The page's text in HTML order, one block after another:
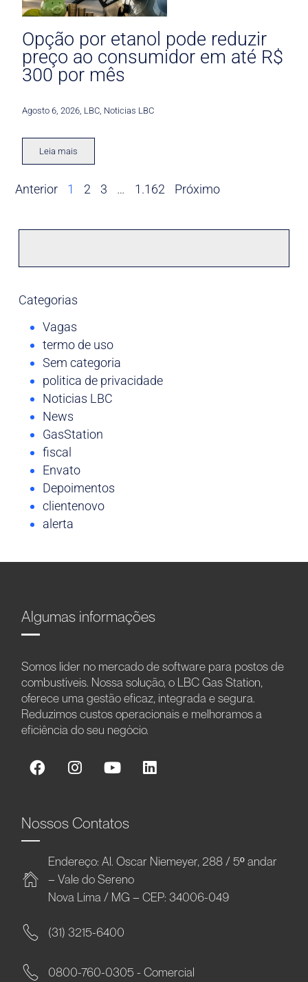
Opção por etanol pode reduzir
preço ao consumidor em até R$
300 por mês
Agosto 6, 2026 LBC Noticias LBC
Leia mais
Anterior 1 2 3 … 1.162 Próximo
Categorias
Vagas
termo de uso
Sem categoria
politica de privacidade
Noticias LBC
News
GasStation
fiscal
Envato
Depoimentos
clientenovo
alerta
Algumas informações
Somos líder no mercado de software para postos de
combustíveis. Nossa solução, o LBC Gas Station,
oferece uma gestão eficaz, integrada e segura.
Reduzimos custos operacionais e melhoramos a
eficiência do seu negócio.
Nossos Contatos
Endereço: Al. Oscar Niemeyer, 288 / 5º andar
– Vale do Sereno
Nova Lima / MG – CEP: 34006-049
(31) 3215-6400
0800-760-0305 - Comercial